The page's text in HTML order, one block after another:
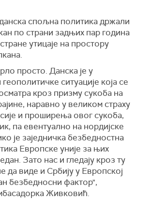
спољна политика држали
по страни задњих пар година
утицаје на простору
просто. Данска је у
ситуације која се
кроз призму сукоба на
наравно у великом страху
и проширења овог сукоба,
па евентуално на нордијске
је заједничка безбедностна
Европске уније за њих
Зато нас и гледају кроз ту
да виде и Србију у Европској
безбедносни фактор",
Живковић.